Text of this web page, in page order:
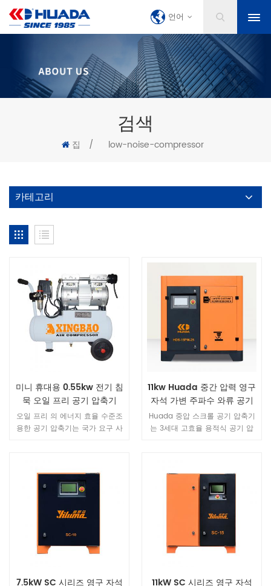
언어
검색
집 / low-noise-compressor
카테고리
미니 휴대용 0.55kw 전기 침
묵 오일 프리 공기 압축기
오일 프리 의 에너지 효율 수준조
용한 공기 압축기는 국가 요구 사
유지 보수, 공기 청정 및 건조, 안
정적인 작동의 장점을 가지고 있
습니다. 중소 치과 병원과 사립 치
과 진료소에 이상적인 선택입니
11kw Huada 중간 압력 영구
자석 가변 주파수 와류 공기
압축기
Huada 중압 스크롤 공기 압축기
는 3세대 고효율 용적식 공기 압
7.5kW SC 시리즈 영구 자석
11kW SC 시리즈 영구 자석